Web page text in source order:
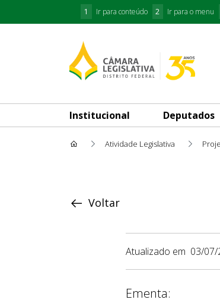
1 Ir para conteúdo 2 Ir para o menu
Institucional Deputados
Atividade Legislativa
Voltar
Atualizado em 03/
Ementa: